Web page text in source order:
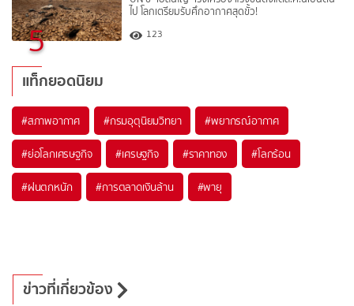
5
ไป โลกเตรียมรับศึกอากาศสุดขั้ว!
123
แท็กยอดนิยม
#สภาพอากาศ #กรมอุตุนิยมวิทยา #พยากรณ์อากาศ
#ย่อโลกเศรษฐกิจ #เศรษฐกิจ #ราคาทอง #โลกร้อน
#ฝนตกหนัก #การตลาดเงินล้าน #พายุ
ข่าวที่เกี่ยวข้อง